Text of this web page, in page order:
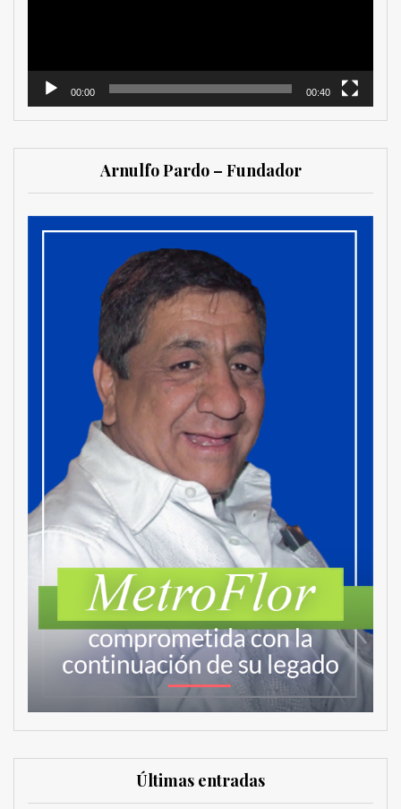
00:00 00:40
Arnulfo Pardo – Fundador
Últimas entradas